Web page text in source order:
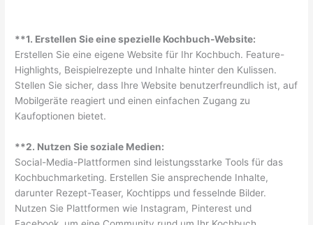
**1. Erstellen Sie eine spezielle Kochbuch-Website:
Erstellen Sie eine eigene Website für Ihr Kochbuch. Feature-
Highlights, Beispielrezepte und Inhalte hinter den Kulissen.
Stellen Sie sicher, dass Ihre Website benutzerfreundlich ist, auf
Mobilgeräte reagiert und einen einfachen Zugang zu
Kaufoptionen bietet.
**2. Nutzen Sie soziale Medien:
Social-Media-Plattformen sind leistungsstarke Tools für das
Kochbuchmarketing. Erstellen Sie ansprechende Inhalte,
darunter Rezept-Teaser, Kochtipps und fesselnde Bilder.
Nutzen Sie Plattformen wie Instagram, Pinterest und